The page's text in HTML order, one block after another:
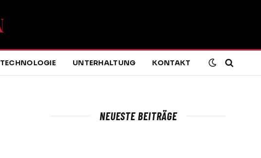
TECHNOLOGIE UNTERHALTUNG KONTAKT
NEUESTE BEITRÄGE